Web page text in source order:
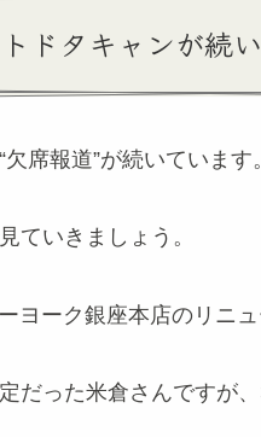
ドタキャンが続
席報道”が続いています。
ていきましょう。
ヨーク銀座本店のリニュ
だった米倉さんですが